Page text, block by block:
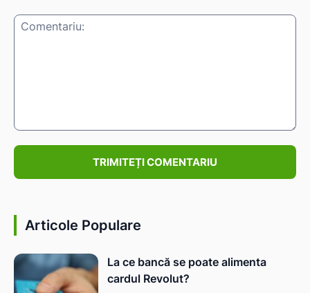
Articole Populare
La ce bancă se poate alimenta
cardul Revolut?